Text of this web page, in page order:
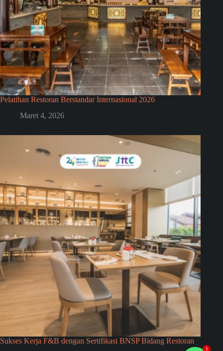
Pelatihan Restoran Berstandar Internasional 2026
Maret 4, 2026
Sukses Kerja F&B dengan Sertifikasi BNSP Bidang Restoran
1